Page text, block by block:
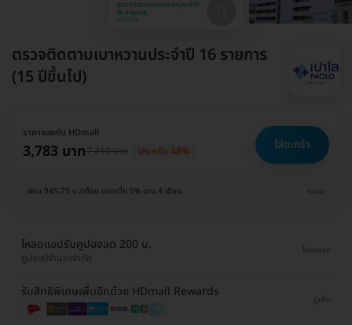
ตรวจติดตามเบาหวานประจำปี 16 รายการ
(15 ปีขึ้นไป)
ราคาจองกับ HDmall
3,783 บาท7,210 บาท ประหยัด 48% ใส่ตะกร้า
ผ่อน 945.75 บ./เดือน ดอกเบี้ย 0% นาน 4 เดือน ขยาย
โหลดแอปรับคูปองลด 200 บ.
คูปองมีจำนวนจำกัด
โหลดเลย
รับสิทธิพิเศษเพิ่มอีกด้วย HDmall Rewards
ดูเพิ่ม